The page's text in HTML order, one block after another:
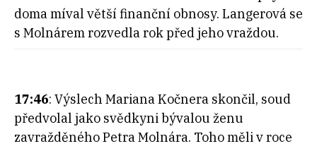
doma míval větší finanční obnosy. Langerová se
s Molnárem rozvedla rok před jeho vraždou.
17:46: Výslech Mariana Kočnera skončil, soud
předvolal jako svědkyni bývalou ženu
zavražděného Petra Molnára. Toho měli v roce